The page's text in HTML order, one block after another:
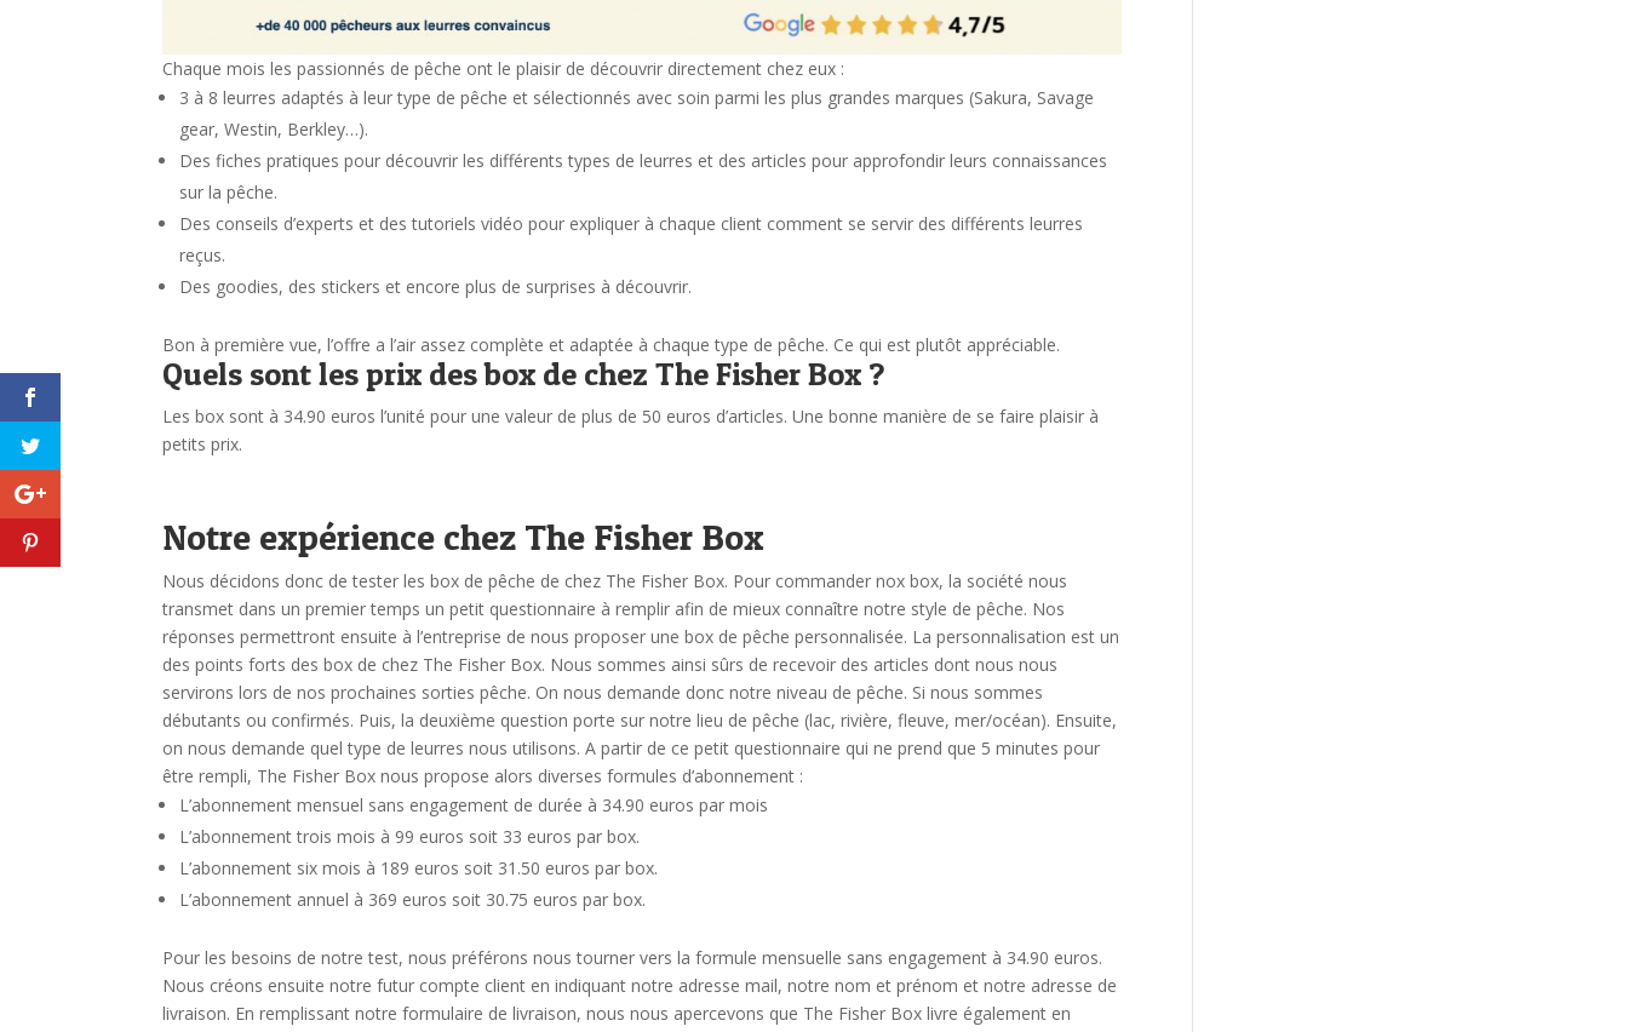
Chaque mois les passionnés de pêche ont le plaisir de découvrir directement chez eux :
3 à 8 leurres adaptés à leur type de pêche et sélectionnés avec soin parmi les plus grandes marques (Sakura, Savage
gear, Westin, Berkley…).
Des fiches pratiques pour découvrir les différents types de leurres et des articles pour approfondir leurs connaissances
sur la pêche.
Des conseils d’experts et des tutoriels vidéo pour expliquer à chaque client comment se servir des différents leurres
reçus.
Des goodies, des stickers et encore plus de surprises à découvrir.
Bon à première vue, l’offre a l’air assez complète et adaptée à chaque type de pêche. Ce qui est plutôt appréciable.
Quels sont les prix des box de chez The Fisher Box ?
Les box sont à 34.90 euros l’unité pour une valeur de plus de 50 euros d’articles. Une bonne manière de se faire plaisir à
petits prix.
Notre expérience chez The Fisher Box
Nous décidons donc de tester les box de pêche de chez The Fisher Box. Pour commander nox box, la société nous
transmet dans un premier temps un petit questionnaire à remplir afin de mieux connaître notre style de pêche. Nos
réponses permettront ensuite à l’entreprise de nous proposer une box de pêche personnalisée. La personnalisation est un
des points forts des box de chez The Fisher Box. Nous sommes ainsi sûrs de recevoir des articles dont nous nous
servirons lors de nos prochaines sorties pêche. On nous demande donc notre niveau de pêche. Si nous sommes
débutants ou confirmés. Puis, la deuxième question porte sur notre lieu de pêche (lac, rivière, fleuve, mer/océan). Ensuite,
on nous demande quel type de leurres nous utilisons.A partir de ce petit questionnaire qui ne prend que 5 minutes pour
être rempli, The Fisher Box nous propose alors diverses formules d’abonnement :
L’abonnement mensuel sans engagement de durée à 34.90 euros par mois
L’abonnement trois mois à 99 euros soit 33 euros par box.
L’abonnement six mois à 189 euros soit 31.50 euros par box.
L’abonnement annuel à 369 euros soit 30.75 euros par box.
Pour les besoins de notre test, nous préférons nous tourner vers la formule mensuelle sans engagement à 34.90 euros.
Nous créons ensuite notre futur compte client en indiquant notre adresse mail, notre nom et prénom et notre adresse de
livraison. En remplissant notre formulaire de livraison, nous nous apercevons que The Fisher Box livre également en